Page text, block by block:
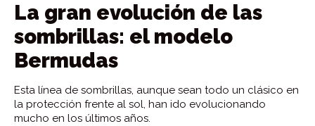
La gran evolución de las
sombrillas: el modelo
Bermudas
Esta línea de sombrillas, aunque sean todo un clásico en
la protección frente al sol, han ido evolucionando
mucho en los últimos años.